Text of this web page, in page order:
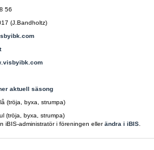
56
(J.Bandholtz)
aktuell säsong
(tröja, byxa, strumpa)
(tröja, byxa, strumpa)
iBIS-administratör i föreningen ellerändra i iBIS